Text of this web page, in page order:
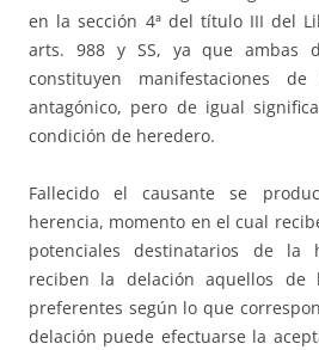
en la sección 4ª del título III del
arts. 988 y SS, ya que ambas
constituyen manifestaciones
antagónico, pero de igual
condición de heredero.
Fallecido el causante se
herencia, momento en el cual
potenciales destinatarios de la
reciben la delación aquellos de
preferentes según lo que
delación puede efectuarse la